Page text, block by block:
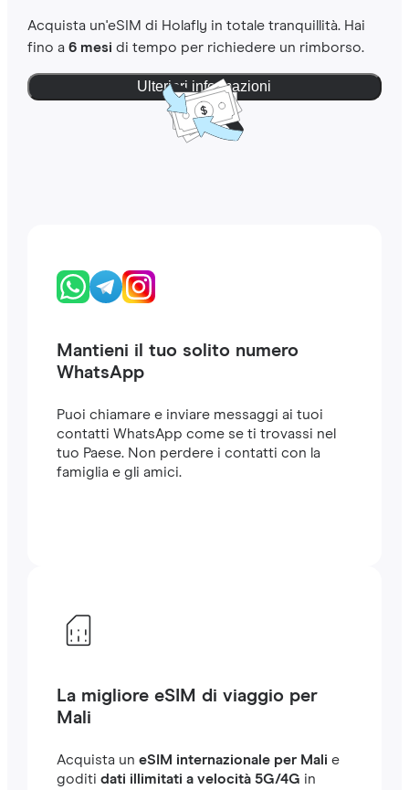
Acquista un'eSIM di Holafly in totale tranquillità. Hai
fino a 6 mesi di tempo per richiedere un rimborso.
Ulteriori informazioni
Mantieni il tuo solito numero
WhatsApp
Puoi chiamare e inviare messaggi ai tuoi
contatti WhatsApp come se ti trovassi nel
tuo Paese. Non perdere i contatti con la
famiglia e gli amici.
La migliore eSIM di viaggio per
Mali
Acquista un eSIM internazionale per Mali e
goditi dati illimitati a velocità 5G/4G in